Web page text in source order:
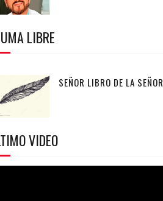
LIBRE
SEÑOR LIBRO DE LA
VIDEO